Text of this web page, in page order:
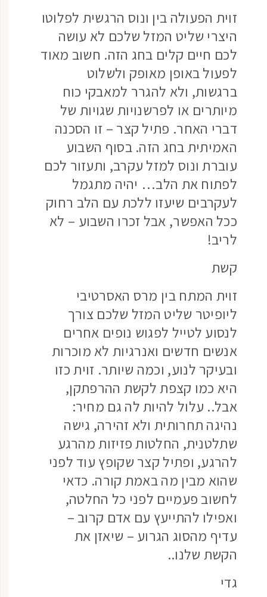
זוית הפעולה בין ונוס הרגשית לפלוטו
היצרי שליט המזל שלכם לא עושה
לכם חיים קלים בחג הזה. חשוב מאוד
לפעול באופן מאופק ולשלוט
ברגשות, ולא להגרר למאבקי כוח
מיותרים או לפרשנויות שגויות של
דברי האחר. פתיל קצר – זו הסכנה
האמיתית בחג הזה. בסוף השבוע
עוברת ונוס למזל עקרב, ותעזור לכם
לפתוח את הלב… יהיה מתגמל
לעקרבים שיעזו ללכת עם הלב רחוק
ככל האפשר, אבל זכרו השבוע – לא
לריב!
קשת
זוית המתח בין מרס האסרטיבי
ליופיטר שליט המזל שלכם צורך
לנסוע לטייל לפגוש נופים אחרים
אנשים חדשים ואנרגיות לא מוכרות
ובעיקר לנוע, וכמה שיותר. זוית כזו
היא כמו קצפת לקשת ההרפתקן,
אבל.. עלול להיות לה גם מחיר:
נהיגה תחרותית ולא זהירה, גישה
שתלטנית, החלטות פזיזות מהרגע
להרגע, ופתיל קצר שקופץ עוד לפני
שהוא מבין מה באמת קורה. כדאי
לחשוב פעמיים לפני כל החלטה,
ואפילו להתייעץ עם אדם קרוב –
עדיף מהסוג הגרוע – שיאזן את
הקשת שלנו..
גדי